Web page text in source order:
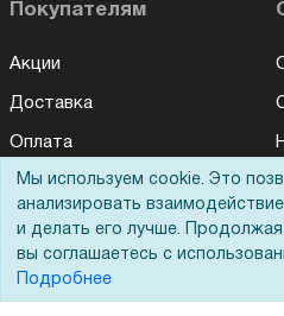
Покупателям
Акции
Доставка
Оплата
Для дилеров
Кредитование
Госучреждениям
Мы используем cookie. Это
анализировать
и делать его лучше. Продолжая
вы соглашаетесь с
Подробнее